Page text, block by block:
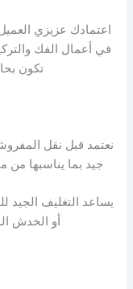
اعتمادك عزيزي
في أعمال الفك
تكون
نعتمد قبل نقل
جيد بما يناسبها من
يساعد التغليف
أو الخدش